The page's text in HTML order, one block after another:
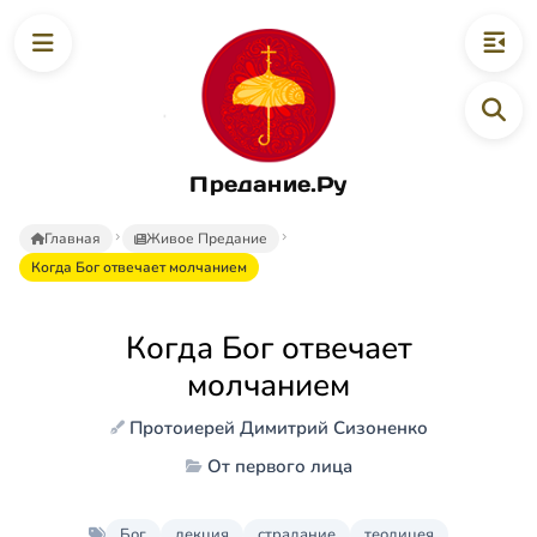
Предание.Ру
Главная
Живое Предание
Когда Бог отвечает молчанием
Когда Бог отвечает
молчанием
Протоиерей Димитрий Сизоненко
От первого лица